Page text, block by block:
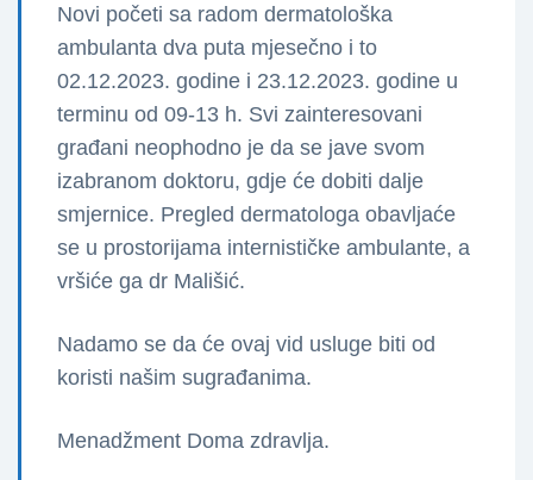
Novi početi sa radom dermatološka
ambulanta dva puta mjesečno i to
02.12.2023. godine i 23.12.2023. godine u
terminu od 09-13 h. Svi zainteresovani
građani neophodno je da se jave svom
izabranom doktoru, gdje će dobiti dalje
smjernice. Pregled dermatologa obavljaće
se u prostorijama internističke ambulante, a
vršiće ga dr Mališić.
Nadamo se da će ovaj vid usluge biti od
koristi našim sugrađanima.
Menadžment Doma zdravlja.